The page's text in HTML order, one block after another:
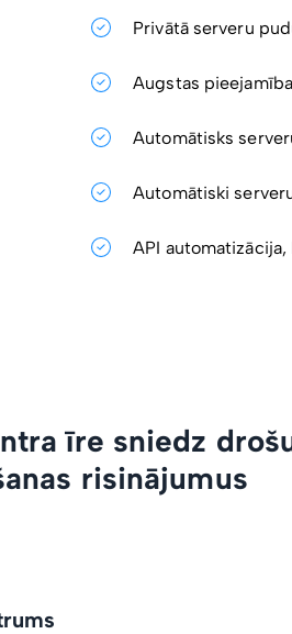
Privātā serveru
Augstas
Automātisks
Automātiski
API
īre sniedz
risinājumus